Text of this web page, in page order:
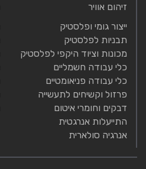
זיהום אוויר
ייצור גומי ופלסטיק
תבניות לפלסטיק
מכונות וציוד היקפי לפלסטיק
כלי עבודה חשמליים
כלי עבודה פניאומטיים
פרזול וקשיחים לתעשייה
דבקים וחומרי איטום
התייעלות אנרגטית
אנרגיה סולארית